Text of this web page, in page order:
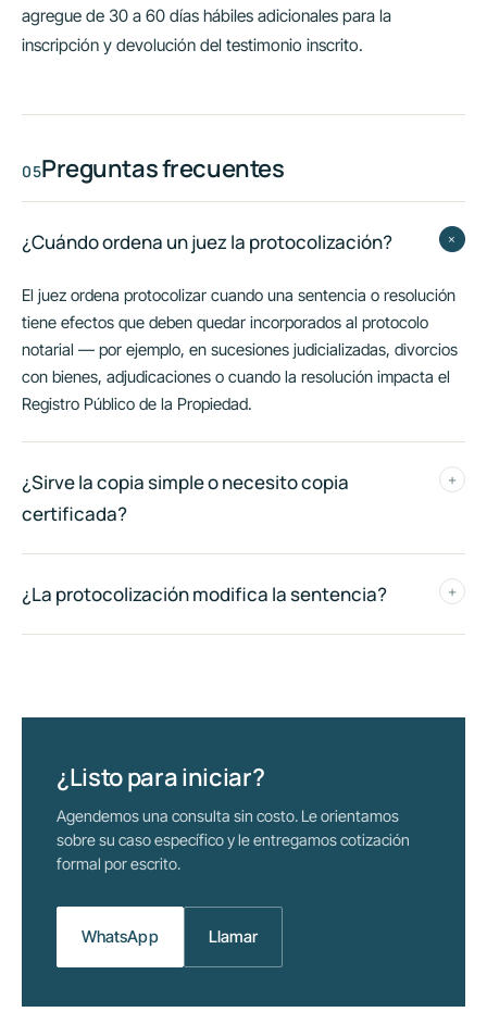
agregue de 30 a 60 días hábiles adicionales para la
inscripción y devolución del testimonio inscrito.
Preguntas frecuentes
¿Cuándo ordena un juez la protocolización? +
El juez ordena protocolizar cuando una sentencia o resolución
tiene efectos que deben quedar incorporados al protocolo
notarial — por ejemplo, en sucesiones judicializadas, divorcios
con bienes, adjudicaciones o cuando la resolución impacta el
Registro Público de la Propiedad.
¿Sirve la copia simple o necesito copia
certificada?
+
¿La protocolización modifica la sentencia? +
¿Listo para iniciar?
Agendemos una consulta sin costo. Le orientamos
sobre su caso específico y le entregamos cotización
formal por escrito.
WhatsApp Llamar